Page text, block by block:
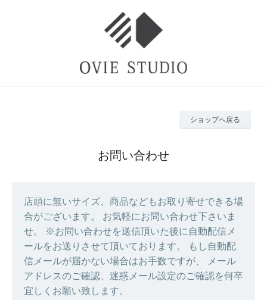
ショップへ戻る
お問い合わせ
店頭に無いサイズ、商品などもお取り寄せできる場
合がございます。 お気軽にお問い合わせ下さいま
せ。 ※お問い合わせを送信頂いた後に自動配信メ
ールをお送りさせて頂いております。 もし自動配
信メールが届かない場合はお手数ですが、 メール
アドレスのご確認、迷惑メール設定のご確認を何卒
宜しくお願い致します。